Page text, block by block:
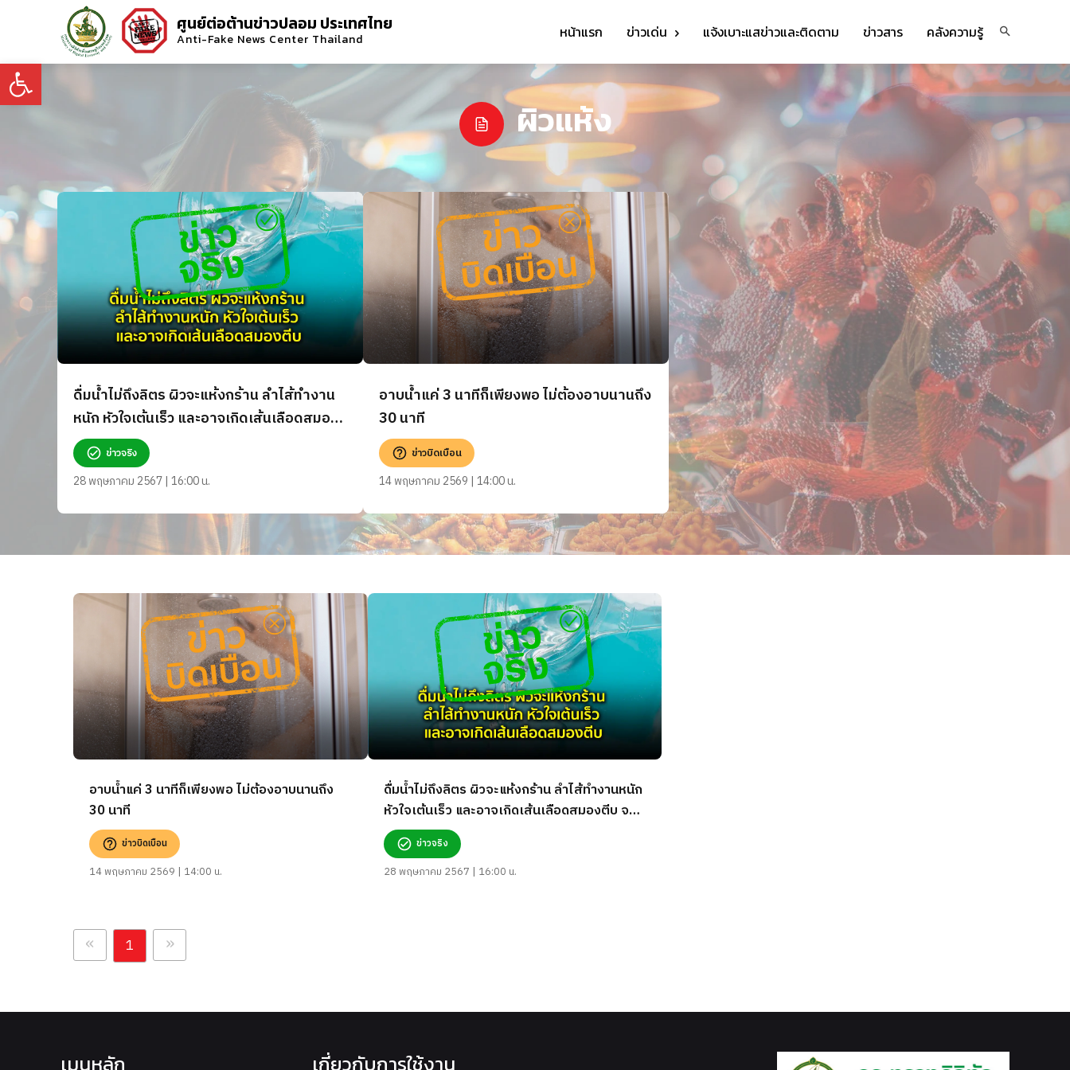
Open toolbar
ศูนย์ต่อต้านข่าวปลอม ประเทศไทย
Anti-Fake News Center Thailand หน้าแรก ข่าวเด่น แจ้งเบาะแสข่าวและติดตาม ข่าวสาร คลังความรู้
ผิวแห้ง
ดื่มน้ำไม่ถึงลิตร ผิวจะแห้งกร้าน ลำไส้ทำงาน
หนัก หัวใจเต้นเร็ว และอาจเกิดเส้นเลือดสมอง
ตีบ จริงหรือ?
ข่าวจริง
28 พฤษภาคม 2567 | 16:00 น.
อาบน้ำแค่ 3 นาทีก็เพียงพอ ไม่ต้องอาบนานถึง
30 นาที
ข่าวบิดเบือน
14 พฤษภาคม 2569 | 14:00 น.
อาบน้ำแค่ 3 นาทีก็เพียงพอ ไม่ต้องอาบนานถึง
30 นาที
ข่าวบิดเบือน
14 พฤษภาคม 2569 | 14:00 น.
ดื่มน้ำไม่ถึงลิตร ผิวจะแห้งกร้าน ลำไส้ทำงานหนัก
หัวใจเต้นเร็ว และอาจเกิดเส้นเลือดสมองตีบ จริง
หรือ?
ข่าวจริง
28 พฤษภาคม 2567 | 16:00 น.
« 1 »
เมนูหลัก เกี่ยวกับการใช้งาน